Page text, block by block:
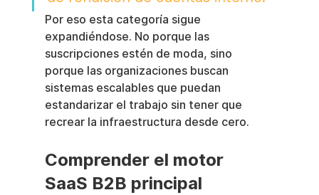
Por eso esta categoría sigue
expandiéndose. No porque las
suscripciones estén de moda, sino
porque las organizaciones buscan
sistemas escalables que puedan
estandarizar el trabajo sin tener que
recrear la infraestructura desde cero.
Comprender el motor
SaaS B2B principal